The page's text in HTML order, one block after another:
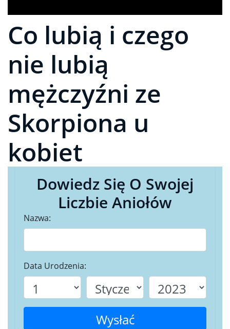
Co lubią i czego
nie lubią
mężczyźni ze
Skorpiona u
kobiet
Dowiedz Się O Swojej
Liczbie Aniołów
Nazwa:
Data Urodzenia:
Wysłać